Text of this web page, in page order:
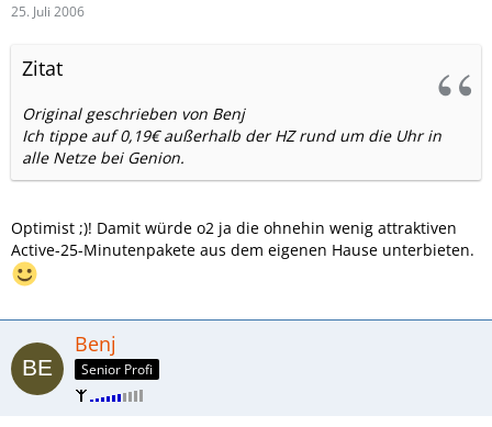
25. Juli 2006
Zitat
Original geschrieben von Benj
Ich tippe auf 0,19€ außerhalb der HZ rund um die Uhr in
alle Netze bei Genion.
Optimist ;)! Damit würde o2 ja die ohnehin wenig attraktiven
Active-25-Minutenpakete aus dem eigenen Hause unterbieten.
Benj
Senior Profi